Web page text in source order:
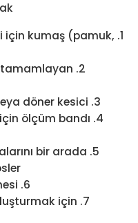
için kumaş (pamuk,
tamamlayan
döner kesici
ölçüm bandı
bir arada
için